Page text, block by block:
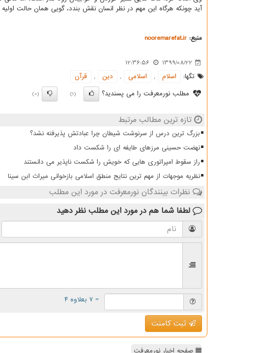
آید چونکه هرگاه این مهم در نظر انسان نقش بندد، گویی همان حالت
منبع: nooremarefat.ir
1399/08/22
12:36:56
تگها:
اسلام , اسلامی , دین ,
قرآن
مطلب نورمعرفت را می پسندید؟
(1)
(0)
تازه ترین مطالب مرتبط
بزرگ ترین درس از سرنوشت شیطان چرا عبادتش پذیرفته نشد؟
نهضت حسینی مرزهای طایفه ای را شکست داد
راز سقوط امپراتوری هایی که خویش را شکست ناپذیر می دانستند
نظریه موجهات از مهم ترین نتایج منطق اسلامی بازخوانی میراث ابن سینا
نظرات بینندگان نورمعرفت در مورد این مطلب
لطفا شما هم در مورد این مطلب نظر دهید
= ۷ بعلاوه ۴
ثبت کامنت
صفحه اخبار نورمعرفت